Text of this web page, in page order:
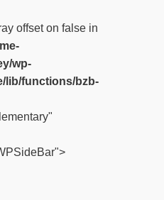
offset on false in
wp-
lib/functions/bzb-